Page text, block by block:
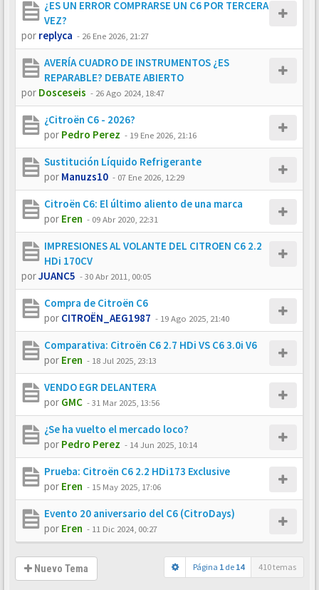
¿ES UN ERROR COMPRARSE UN C6 POR TERCERA
VEZ?
por replyca - 26 Ene 2026, 21:27
AVERÍA CUADRO DE INSTRUMENTOS ¿ES
REPARABLE? DEBATE ABIERTO
por Dosceseis - 26 Ago 2024, 18:47
¿Citroën C6 - 2026?
por Pedro Perez - 19 Ene 2026, 21:16
Sustitución Líquido Refrigerante
por Manuzs10 - 07 Ene 2026, 12:29
Citroën C6: El último aliento de una marca
por Eren - 09 Abr 2020, 22:31
IMPRESIONES AL VOLANTE DEL CITROEN C6 2.2
HDi 170CV
porJUANC5 -30 Abr 2011, 00:05
Compra de Citroën C6
por CITROËN_AEG1987 - 19 Ago 2025, 21:40
Comparativa: Citroën C6 2.7 HDi VS C6 3.0i V6
por Eren - 18 Jul 2025, 23:13
VENDO EGR DELANTERA
por GMC -31 Mar 2025, 13:56
¿Se ha vuelto el mercado loco?
por Pedro Perez - 14 Jun 2025, 10:14
Prueba: Citroën C6 2.2 HDi173 Exclusive
por Eren - 15 May 2025, 17:06
Evento 20 aniversario del C6 (CitroDays)
por Eren - 11 Dic 2024, 00:27
Nuevo Tema Página 1 de 14 410 temas